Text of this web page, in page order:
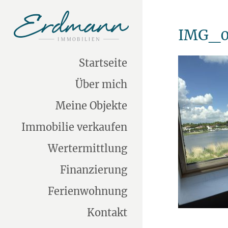
Startseite
Über mich
Meine Objekte
Immobilie verkaufen
Wertermittlung
Finanzierung
Ferienwohnung
Kontakt